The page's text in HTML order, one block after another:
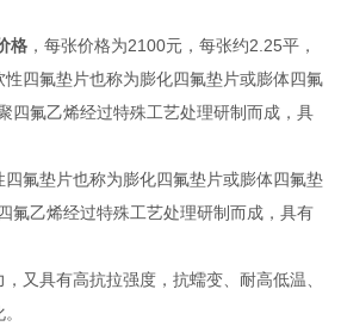
格 ，每张价格为2100元，每张约2.25平，
四氟垫片也称为膨化四氟垫片或膨体四氟
四氟乙烯经过特殊工艺处理研制而成，具
氟垫片也称为膨化四氟垫片或膨体四氟垫
氟乙烯经过特殊工艺处理研制而成，具有
又具有高抗拉强度，抗蠕变、耐高低温、